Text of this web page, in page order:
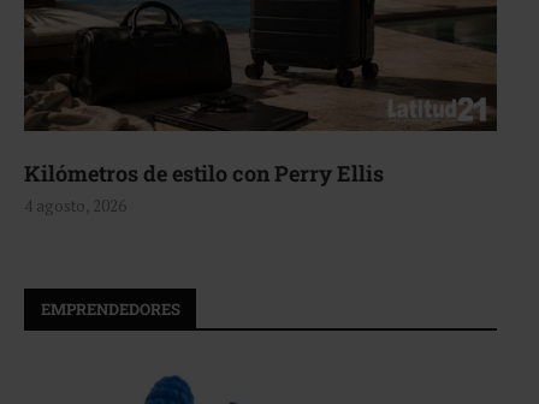
Aerie, texturas que fluyen
4 agosto, 2026
EMPRENDEDORES